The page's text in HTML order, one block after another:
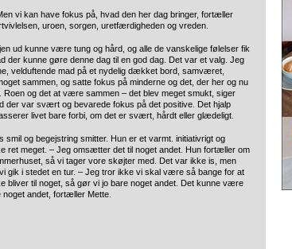
vi kan have fokus på, hvad den her dag bringer, fortæller
uroen, sorgen, uretfærdigheden og vreden.
ud kunne være tung og hård, og alle de vanskelige følelser fik
der kunne gøre denne dag til en god dag. Det var et valg. Jeg
velduftende mad på et nydelig dækket bord, samværet,
sammen, og satte fokus på minderne og det, der her og nu
og det at være sammen – det blev meget smukt, siger
der var svært og bevarede fokus på det positive. Det hjalp
livet bare forbi, om det er svært, hårdt eller glædeligt.
og begejstring smitter. Hun er et varmt. initiativrigt og
ret meget. – Jeg omsætter det til noget andet. Hun fortæller om
så vi tager vore skøjter med. Det var ikke is, men
gik i stedet en tur. – Jeg tror ikke vi skal være så bange for at
bliver til noget, så gør vi jo bare noget andet. Det kunne være
andet, fortæller Mette.